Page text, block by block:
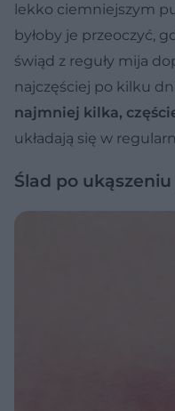
lekko ciemniejszym
byłoby je przeoczyć,
świąd z reguły mija
najczęściej po kilku
najmniej kilka,
układają się w
Ślad po ukąszeniu